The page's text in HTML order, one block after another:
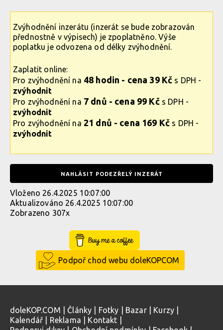
Zvýhodnění inzerátu (inzerát se bude zobrazován
přednostně v výpisech) je zpoplatněno. Výše
poplatku je odvozena od délky zvýhodnění.
Zaplatit online:
Pro zvýhodnění na 48 hodin - cena 39 Kč s DPH -
zvýhodnit
Pro zvýhodnění na 7 dnů - cena 99 Kčs DPH -
zvýhodnit
Pro zvýhodnění na 21 dnů - cena 169 Kč s DPH -
zvýhodnit
NAHLÁSIT PODEZŘELÝ INZERÁT
Vloženo 26.4.2025 10:07:00
Aktualizováno 26.4.2025 10:07:00
Zobrazeno 307x
Buy Me a Coffee
Podpoř chod webu doleKOPCOM
doleKOP.COM Články Fotky Bazar| Kurzy
Kalendář
Reklama Kontakt